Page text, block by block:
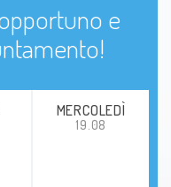
e
MERCOLEDÌ
19.08